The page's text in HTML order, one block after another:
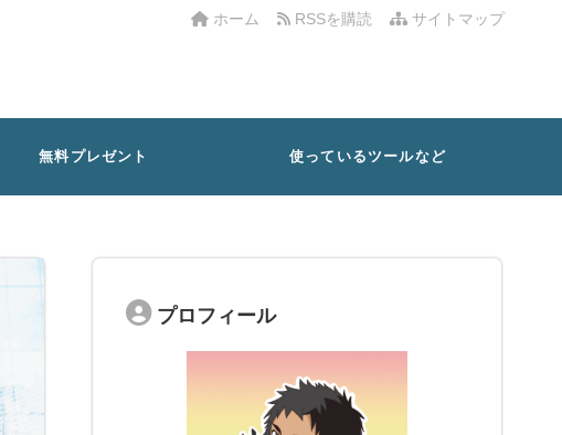
サイトマップ
RSSを購読
ホーム
無料プレゼント 使っているツールなど
プロフィール